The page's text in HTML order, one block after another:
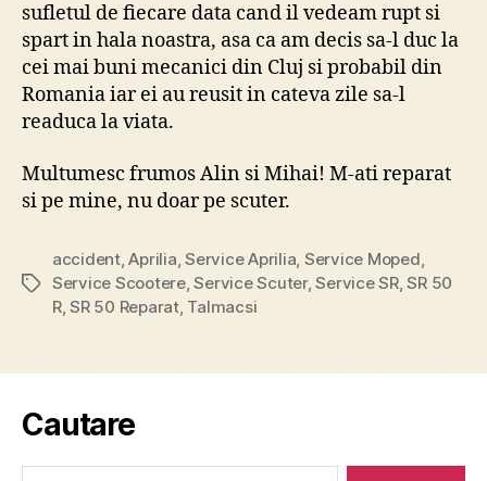
sufletul de fiecare data cand il vedeam rupt si
spart in hala noastra, asa ca am decis sa-l duc la
cei mai buni mecanici din Cluj si probabil din
Romania iar ei au reusit in cateva zile sa-l
readuca la viata.
Multumesc frumos Alin si Mihai! M-ati reparat
si pe mine, nu doar pe scuter.
Tags
accident,Aprilia ,Service Aprilia Service Moped
Service Scootere,Service Scuter,Service SR,SR 50
R,SR 50 Reparat, Talmacsi
Cautare